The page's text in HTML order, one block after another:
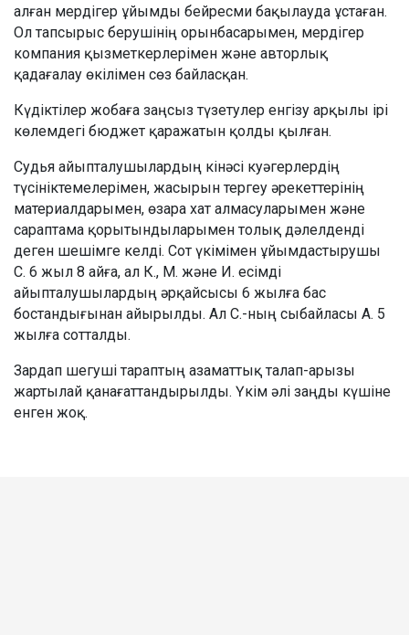
алған мердігер ұйымды бейресми бақылауда ұстаған.
Ол тапсырыс берушінің орынбасарымен, мердігер
компания қызметкерлерімен және авторлық
қадағалау өкілімен сөз байласқан.
Күдіктілер жобаға заңсыз түзетулер енгізу арқылы ірі
көлемдегі бюджет қаражатын қолды қылған.
Судья айыпталушылардың кінәсі куәгерлердің
түсініктемелерімен, жасырын тергеу әрекеттерінің
материалдарымен, өзара хат алмасуларымен және
сараптама қорытындыларымен толық дәлелденді
деген шешімге келді. Сот үкімімен ұйымдастырушы
С. 6 жыл 8 айға, ал К., М. және И. есімді
айыпталушылардың әрқайсысы 6 жылға бас
бостандығынан айырылды. Ал С.-ның сыбайласы А. 5
жылға сотталды.
Зардап шегуші тараптың азаматтық талап-арызы
жартылай қанағаттандырылды. Үкім әлі заңды күшіне
енген жоқ.